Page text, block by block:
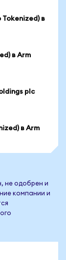
Tokenized) в
в Arm
plc
в Arm
не одобрен и
компании и